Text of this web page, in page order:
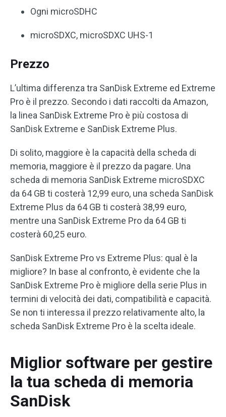
Ogni microSDHC
microSDXC, microSDXC UHS-1
Prezzo
L’ultima differenza tra SanDisk Extreme ed Extreme
Pro è il prezzo. Secondo i dati raccolti da Amazon,
la linea SanDisk Extreme Pro è più costosa di
SanDisk Extreme e SanDisk Extreme Plus.
Di solito, maggiore è la capacità della scheda di
memoria, maggiore è il prezzo da pagare. Una
scheda di memoria SanDisk Extreme microSDXC
da 64 GB ti costerà 12,99 euro, una scheda SanDisk
Extreme Plus da 64 GB ti costerà 38,99 euro,
mentre una SanDisk Extreme Pro da 64 GB ti
costerà 60,25 euro.
SanDisk Extreme Pro vs Extreme Plus: qual è la
migliore? In base al confronto, è evidente che la
SanDisk Extreme Pro è migliore della serie Plus in
termini di velocità dei dati, compatibilità e capacità.
Se non ti interessa il prezzo relativamente alto, la
scheda SanDisk Extreme Pro è la scelta ideale.
Miglior software per gestire
la tua scheda di memoria
SanDisk